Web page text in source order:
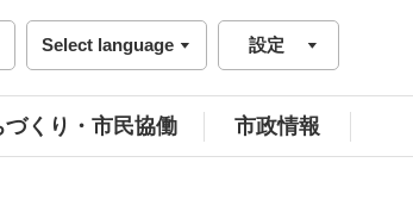
Select language 設定
づくり・市民協働 市政情報